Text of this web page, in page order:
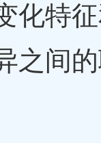
化特
之间